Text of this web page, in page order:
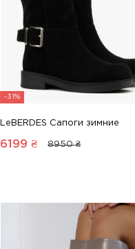
-31%
LeBERDES Сапоги зимние
6199 ₴ 8950 ₴